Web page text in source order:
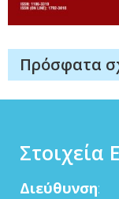
Πρόσφατα
Στοιχεία
Διεύθυνση: